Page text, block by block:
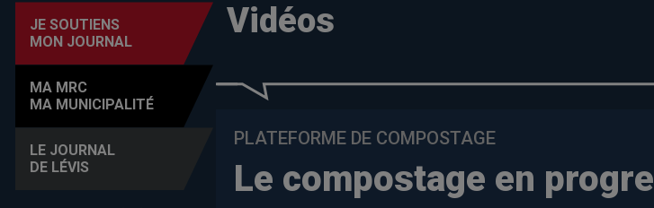
JE SOUTIENS
MON JOURNAL
MA MRC
MA MUNICIPALITÉ
LE JOURNAL
DE LÉVIS
Vidéos
PLATEFORME DE COMPOSTAGE
Le compostage en